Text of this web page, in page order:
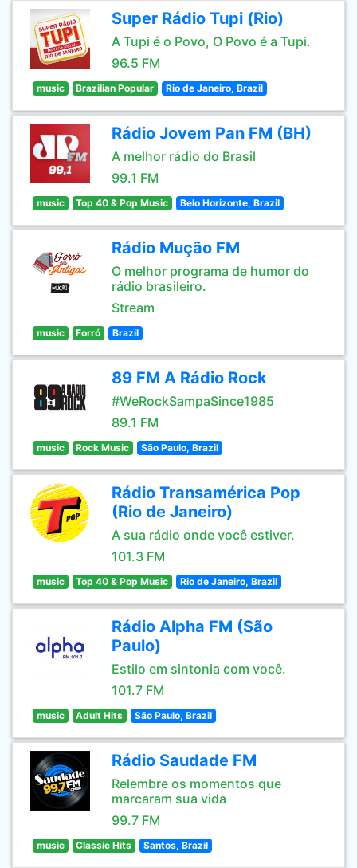
Super Rádio Tupi (Rio)
A Tupi é o Povo, O Povo é a Tupi.
96.5 FM
music Brazilian Popular Rio de Janeiro, Brazil
Rádio Jovem Pan FM (BH)
A melhor rádio do Brasil
99.1 FM
music Top 40 & Pop Music Belo Horizonte, Brazil
Rádio Mução FM
O melhor programa de humor do
rádio brasileiro.
Stream
music Forró Brazil
89 FM A Rádio Rock
#WeRockSampaSince1985
89.1 FM
music Rock Music São Paulo, Brazil
Rádio Transamérica Pop
(Rio de Janeiro)
A sua rádio onde você estiver.
101.3 FM
music Top 40 & Pop Music Rio de Janeiro, Brazil
Rádio Alpha FM (São
Paulo)
Estilo em sintonia com você.
101.7 FM
music Adult Hits São Paulo, Brazil
Rádio Saudade FM
Relembre os momentos que
marcaram sua vida
99.7 FM
music Classic Hits Santos, Brazil